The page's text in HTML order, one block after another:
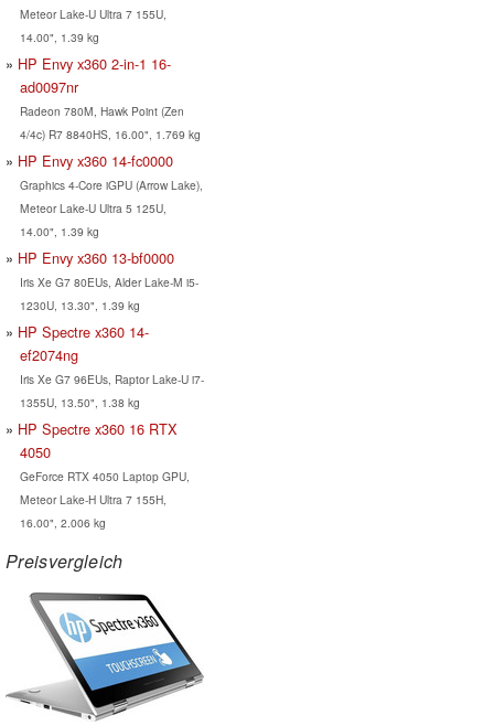
Meteor Lake-U Ultra 7 155U,
14.00", 1.39 kg
HP Envy x360 2-in-1 16-
ad0097nr
Radeon 780M, Hawk Point (Zen
4/4c) R7 8840HS, 16.00", 1.769 kg
HP Envy x360 14-fc0000
Graphics 4-Core iGPU (Arrow Lake),
Meteor Lake-U Ultra 5 125U,
14.00", 1.39 kg
HP Envy x360 13-bf0000
Iris Xe G7 80EUs, Alder Lake-M i5-
1230U, 13.30", 1.39 kg
HP Spectre x360 14-
ef2074ng
Iris Xe G7 96EUs, Raptor Lake-U i7-
1355U, 13.50", 1.38 kg
HP Spectre x360 16 RTX
4050
GeForce RTX 4050 Laptop GPU,
Meteor Lake-H Ultra 7 155H,
16.00", 2.006 kg
Preisvergleich